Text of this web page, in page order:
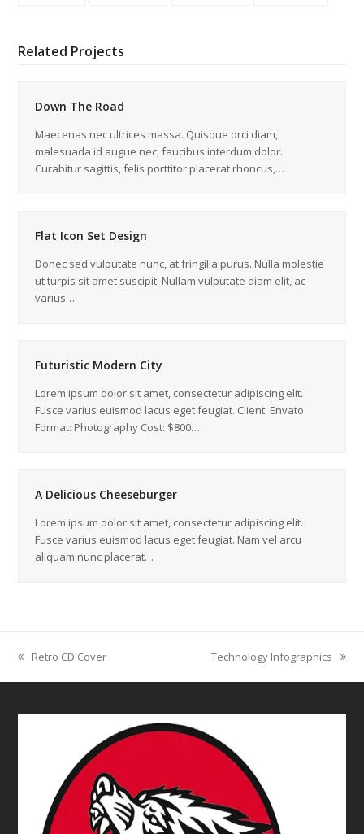
Related Projects
Down The Road
Maecenas nec ultrices massa. Quisque orci diam,
malesuada id augue nec, faucibus interdum dolor.
Curabitur sagittis, felis porttitor placerat rhoncus,…
Flat Icon Set Design
Donec sed vulputate nunc, at fringilla purus. Nulla molestie
ut turpis sit amet suscipit. Nullam vulputate diam elit, ac
varius…
Futuristic Modern City
Lorem ipsum dolor sit amet, consectetur adipiscing elit.
Fusce varius euismod lacus eget feugiat. Client: Envato
Format: Photography Cost: $800…
A Delicious Cheeseburger
Lorem ipsum dolor sit amet, consectetur adipiscing elit.
Fusce varius euismod lacus eget feugiat. Nam vel arcu
aliquam nunc placerat…
previous
post:
Retro CD Cover
next
post:
Technology Infographics